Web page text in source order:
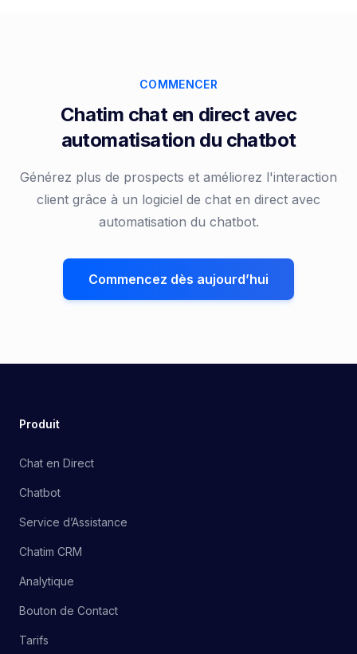
COMMENCER
Chatim chat en direct avec
automatisation du chatbot
Générez plus de prospects et améliorez l'interaction
client grâce à un logiciel de chat en direct avec
automatisation du chatbot.
Commencez dès aujourd’hui
Produit
Chat en Direct
Chatbot
Service d’Assistance
Chatim CRM
Analytique
Bouton de Contact
Tarifs